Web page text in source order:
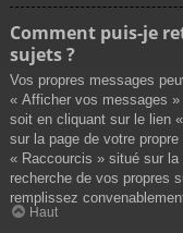
Comment puis-je
sujets ?
Vos propres messages
« Afficher vos messages »
soit en cliquant sur le lien
sur la page de votre
« Raccourcis » situé sur
recherche de vos propres
remplissez
Haut